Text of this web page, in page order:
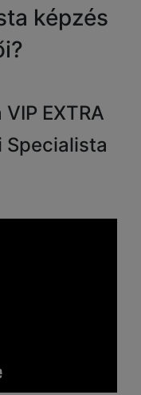
képzés
EXTRA
Specialista